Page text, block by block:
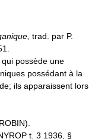
trad. par P.
possède une
possédant à la
ils apparaissent lors
t. 3 1936, §